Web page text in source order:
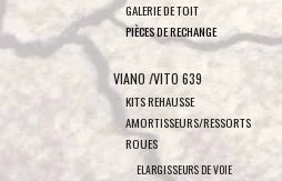
GALERIE DE TOIT
PIÈCES DE RECHANGE
VIANO /VITO 639
KITS REHAUSSE
AMORTISSEURS/RESSORTS
ROUES
ELARGISSEURS DE VOIE